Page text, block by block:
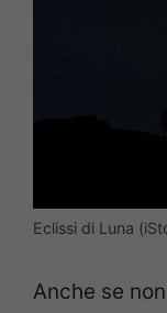
Eclissi di Luna
Anche se